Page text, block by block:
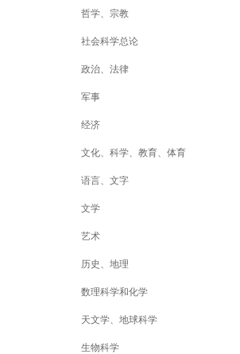
哲学、宗教
社会科学总论
政治、法律
军事
经济
文化、科学、教育、体育
语言、文字
文学
艺术
历史、地理
数理科学和化学
天文学、地球科学
生物科学